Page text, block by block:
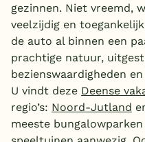
gezinnen. Niet vreemd,
veelzijdig en
de auto al binnen een
prachtige natuur,
bezienswaardigheden
U vindt deze Deense
regio’s: Noord-Jutland
meeste